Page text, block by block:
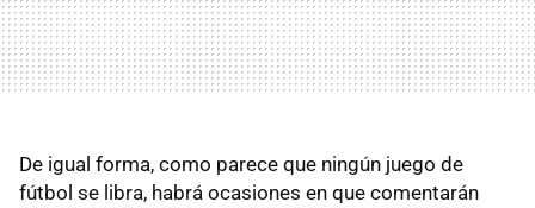
De igual forma, como parece que ningún juego de
fútbol se libra, habrá ocasiones en que comentarán